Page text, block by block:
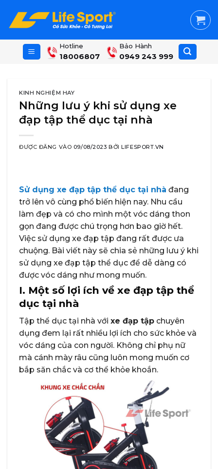
content
Hotline
18006807
Bảo Hành
0949 243 999
KINH NGHIỆM HAY
Những lưu ý khi sử dụng xe
đạp tập thể dục tại nhà
ĐƯỢC ĐĂNG VÀO 09/08/2023 BỞILIFESPORT.VN
Sử dụng xe đạp tập thể dục tại nhà đang
trở lên vô cùng phổ biến hiện nay. Nhu cầu
làm đẹp và có cho mình một vóc dáng thon
gọn đang được chú trọng hơn bao giờ hết.
Việc sử dụng xe đạp tập đang rất được ưa
chuộng. Bài viết này sẽ chia sẻ những lưu ý khi
sử dụng xe đạp tập thể dục để dễ dàng có
được vóc dáng như mong muốn.
I. Một số lợi ích về xe đạp tập thể
dục tại nhà
Tập thể dục tại nhà với xe đạp tập chuyên
dụng đem lại rất nhiều lợi ích cho sức khỏe và
vóc dáng của con người. Không chỉ phụ nữ
mà cánh mày râu cũng luôn mong muốn cơ
bắp săn chắc và cơ thể khỏe khoắn.